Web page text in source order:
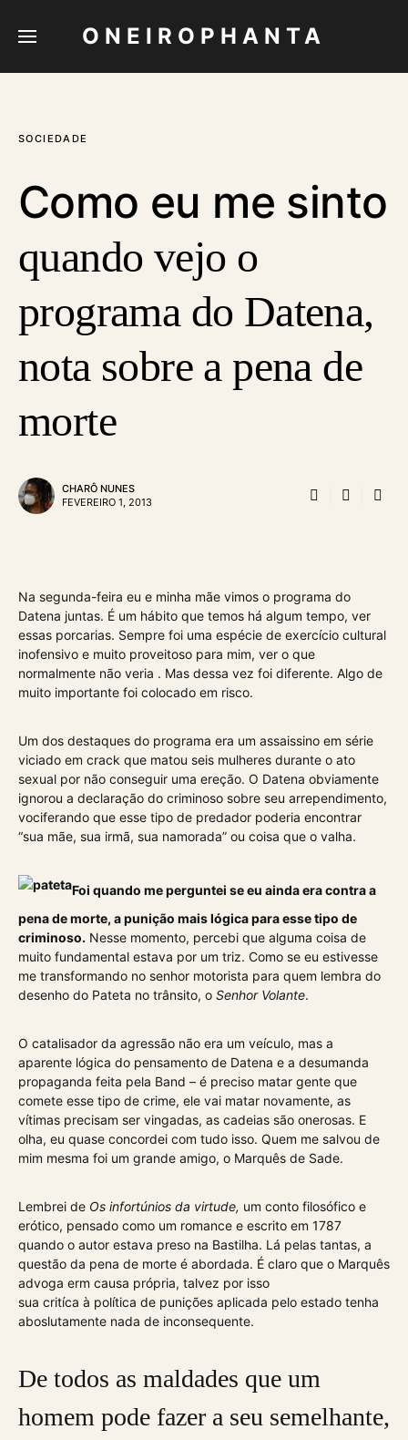
ONEIROPHANTA
SOCIEDADE
Como eu me sinto
quando vejo o
programa do Datena,
nota sobre a pena de
morte
CHARÔ NUNES
FEVEREIRO 1, 2013
Na segunda-feira eu e minha mãe vimos o programa do
Datena juntas. É um hábito que temos há algum tempo, ver
essas porcarias. Sempre foi uma espécie de exercício cultural
inofensivo e muito proveitoso para mim, ver o que
normalmente não veria . Mas dessa vez foi diferente. Algo de
muito importante foi colocado em risco.
Um dos destaques do programa era um assaissino em série
viciado em crack que matou seis mulheres durante o ato
sexual por não conseguir uma ereção. O Datena obviamente
ignorou a declaração do criminoso sobre seu arrependimento,
vociferando que esse tipo de predador poderia encontrar
“sua mãe, sua irmã, sua namorada” ou coisa que o valha.
Foi quando me perguntei se eu ainda era contra a
pena de morte, a punição mais lógica para esse tipo de
criminoso. Nesse momento, percebi que alguma coisa de
muito fundamental estava por um triz. Como se eu estivesse
me transformando no senhor motorista para quem lembra do
desenho do Pateta no trânsito, o Senhor Volante.
O catalisador da agressão não era um veículo, mas a
aparente lógica do pensamento de Datena e a desumanda
propaganda feita pela Band – é preciso matar gente que
comete esse tipo de crime, ele vai matar novamente, as
vítimas precisam ser vingadas, as cadeias são onerosas. E
olha, eu quase concordei com tudo isso. Quem me salvou de
mim mesma foi um grande amigo, o Marquês de Sade.
Lembrei de Os infortúnios da virtude, um conto filosófico e
erótico, pensado como um romance e escrito em 1787
quando o autor estava preso na Bastilha. Lá pelas tantas, a
questão da pena de morte é abordada. É claro que o Marquês
advoga erm causa própria, talvez por isso
sua critíca à política de punições aplicada pelo estado tenha
aboslutamente nada de inconsequente.
De todos as maldades que um
homem pode fazer a seu semelhante,